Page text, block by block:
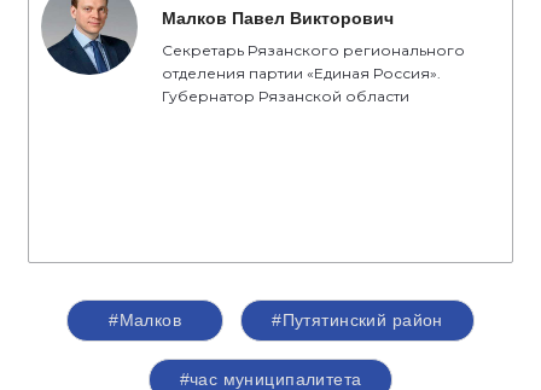
Малков Павел Викторович
Секретарь Рязанского регионального
отделения партии «Единая Россия».
Губернатор Рязанской области
#Малков #Путятинский район
#час муниципалитета